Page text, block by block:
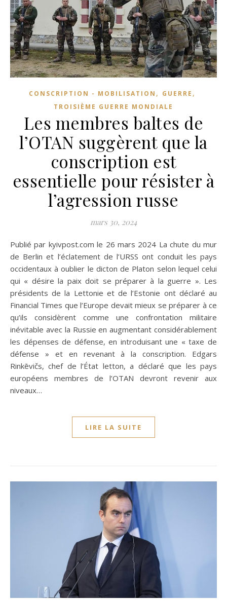
CONSCRIPTION - MOBILISATION , GUERRE ,
TROISIÈME GUERRE MONDIALE
Les membres baltes de
l’OTAN suggèrent que la
conscription est
essentielle pour résister à
l’agression russe
mars 30, 2024
Publié par kyivpost.com le 26 mars 2024 La chute du mur
de Berlin et l’éclatement de l’URSS ont conduit les pays
occidentaux à oublier le dicton de Platon selon lequel celui
qui « désire la paix doit se préparer à la guerre ». Les
présidents de la Lettonie et de l’Estonie ont déclaré au
Financial Times que l’Europe devait mieux se préparer à ce
qu’ils considèrent comme une confrontation militaire
inévitable avec la Russie en augmentant considérablement
les dépenses de défense, en introduisant une « taxe de
défense » et en revenant à la conscription. Edgars
Rinkēvičs, chef de l’État letton, a déclaré que les pays
européens membres de l’OTAN devront revenir aux
niveaux…
LIRE LA SUITE